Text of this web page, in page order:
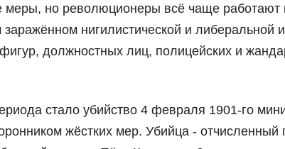
меры, но революционеры всё чаще работают
нигилистической и либеральной
фигур, должностных лиц, полицейских и
стало убийство 4 февраля 1901-го
жёстких мер. Убийца - отчисленный